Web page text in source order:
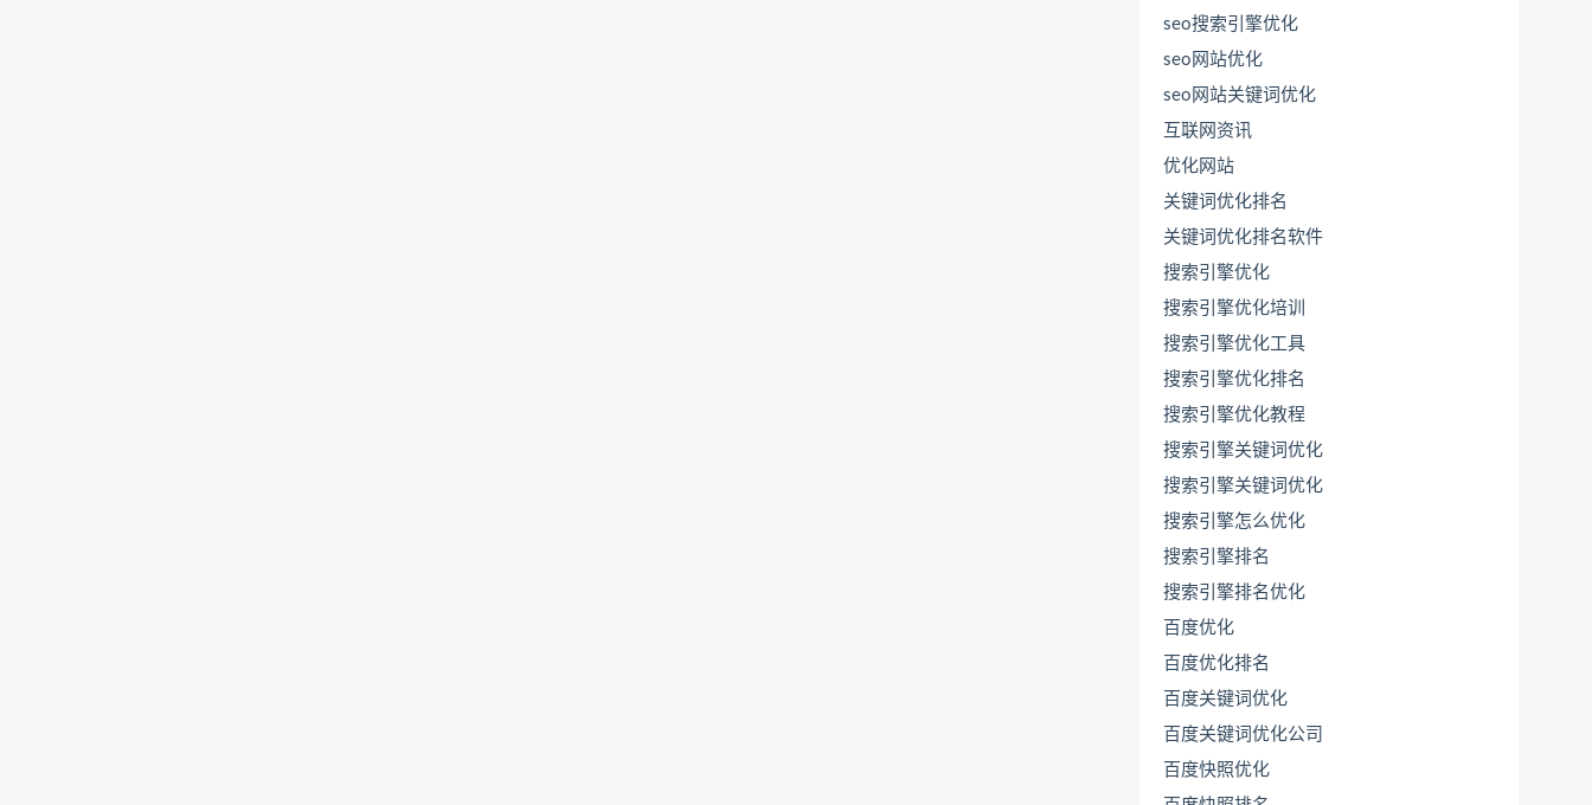
seo搜索引擎优化
seo网站优化
seo网站关键词优化
互联网资讯
优化网站
关键词优化排名
关键词优化排名软件
搜索引擎优化
搜索引擎优化培训
搜索引擎优化工具
搜索引擎优化排名
搜索引擎优化教程
搜索引擎关键词优化
搜索引擎关键词优化
搜索引擎怎么优化
搜索引擎排名
搜索引擎排名优化
百度优化
百度优化排名
百度关键词优化
百度关键词优化公司
百度快照优化